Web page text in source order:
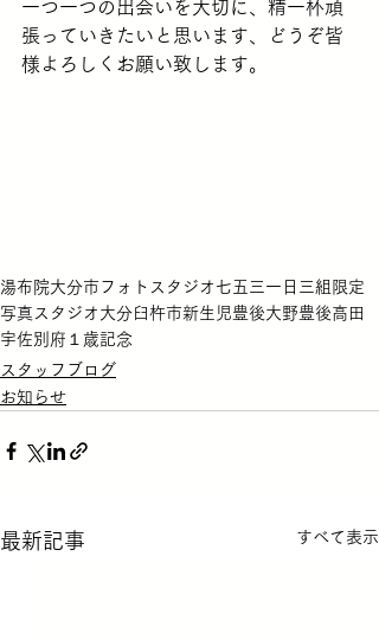
一つ一つの出会いを大切に、精一杯頑
張っていきたいと思います、どうぞ皆
様よろしくお願い致します。
湯布院大分市 フォトスタジオ 七五三 一日三組限定
写真スタジオ 大分臼杵市新生児豊後大野豊後高田
宇佐別府 １歳記念
スタッフブログ
お知らせ
最新記事 すべて表示